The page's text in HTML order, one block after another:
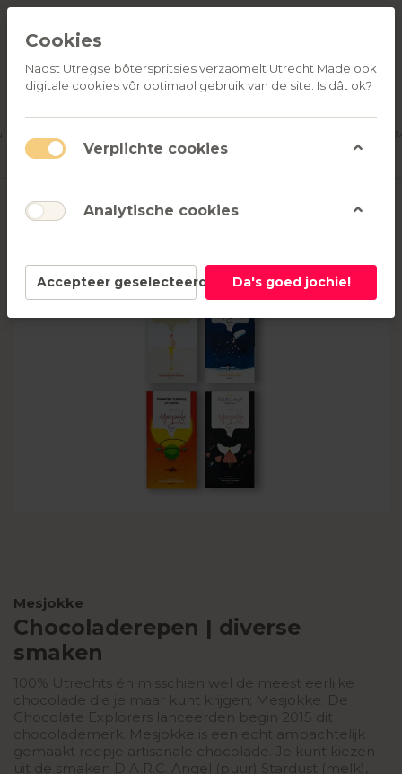
PRODUCTEN
RELATIEGESCHENKEN
ONS
Mesjokke
Chocoladerepen | diverse
smaken
100% Utrechts én misschien wel de meest eerlijke
chocolade die je maar kunt krijgen; Mesjokke. De
Chocolate Explorers lanceerden begin 2015 dit
chocolademerk. Mesjokke is een echt ambachtelijk
gemaakt reepje artisanale chocolade. Je kunt kiezen
uit de smaken D.A.R.C. Angel (puur) Stardust (melk),
Cookies
Naost Utregse bôterspritsies verzaomelt Utrecht Made ook
digitale cookies vôr optimaol gebruik van de site. Is dât ok?
Verplichte cookies
Analytische cookies
Accepteer geselecteerd Da's goed jochie!